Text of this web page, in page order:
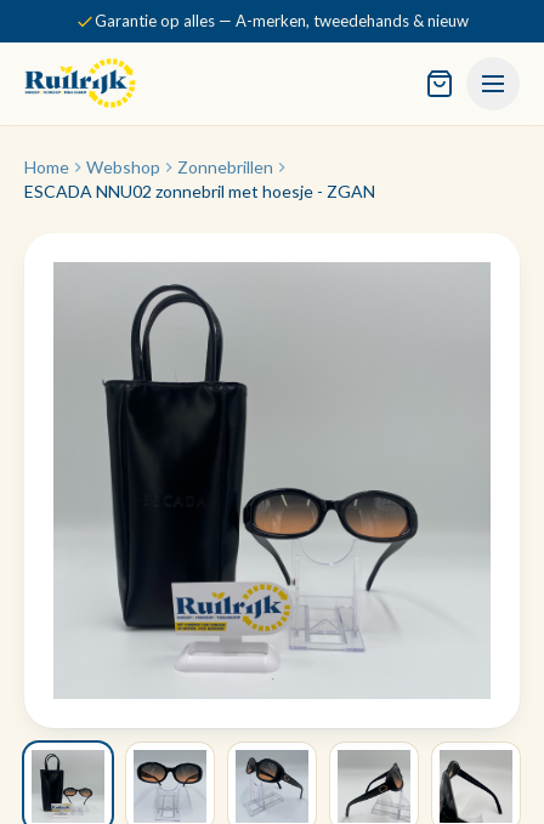
Garantie op alles — A-merken, tweedehands & nieuw
Home Webshop
Zonnebrillen
ESCADA NNU02 zonnebril met hoesje - ZGAN